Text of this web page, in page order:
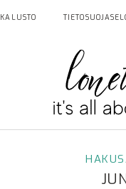
KALUSTO